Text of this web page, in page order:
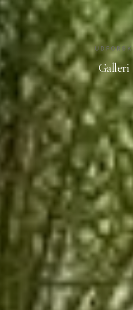
UDFORSK
Galleri